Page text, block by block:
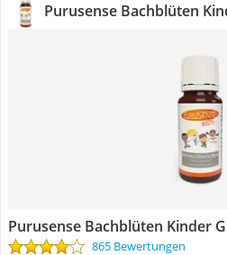
Purusense Bachblüten
Purusense Bachblüten Kinder
865 Bewertungen